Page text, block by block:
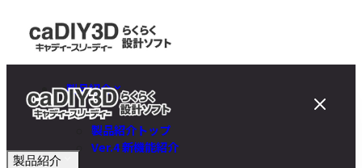
製品紹介
製品紹介トップ
Ver.4 新機能紹介
製品紹介